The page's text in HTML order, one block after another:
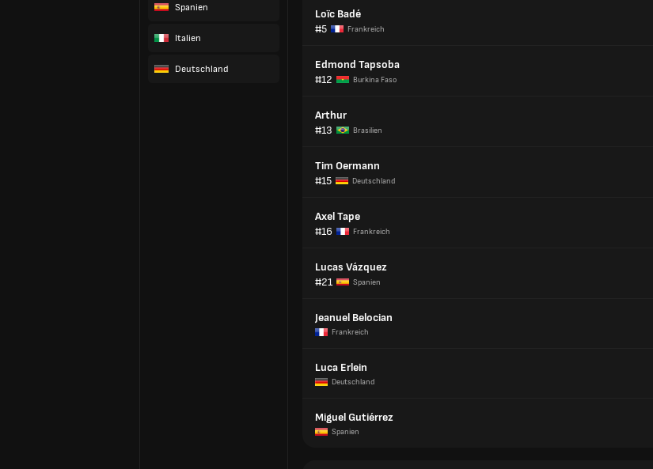
Spanien
Italien
Deutschland
Loïc Badé
#5
Frankreich
Edmond Tapsoba
#12
Burkina Faso
Arthur
#13
Brasilien
Tim Oermann
#15
Deutschland
Axel Tape
#16
Frankreich
Lucas Vázquez
#21
Spanien
Jeanuel Belocian
Frankreich
Luca Erlein
Deutschland
Miguel Gutiérrez
Spanien